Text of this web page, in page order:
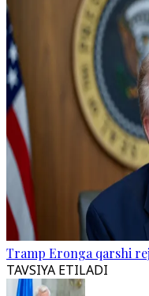
Tramp Eronga qarshi
TAVSIYA ETILADI